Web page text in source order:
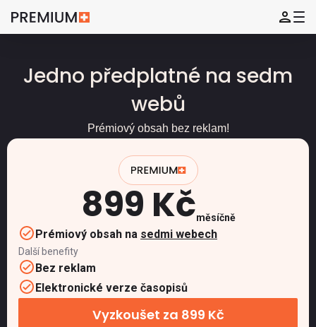
Jedno předplatné na sedm
webů
Prémiový obsah bez reklam!
899 Kčměsíčně
Prémiový obsah na sedmi webech
Další benefity
Bez reklam
Elektronické verze časopisů
Vyzkoušet za 899 Kč